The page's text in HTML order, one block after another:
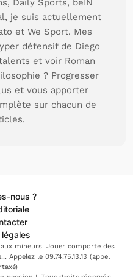
Daily Sports, beIN
je suis actuellement
et We Sport. Mes
défensif de Diego
et voir Roman
? Progresser
et vous apporter
sur chacun de
nous ?
mineurs. Jouer comporte des
Appelez le 09.74.75.13.13 (appel